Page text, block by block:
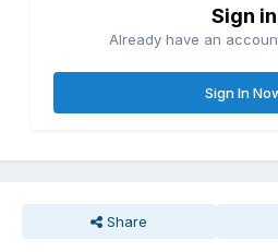
Sign in
Already have an
Sign In
Share